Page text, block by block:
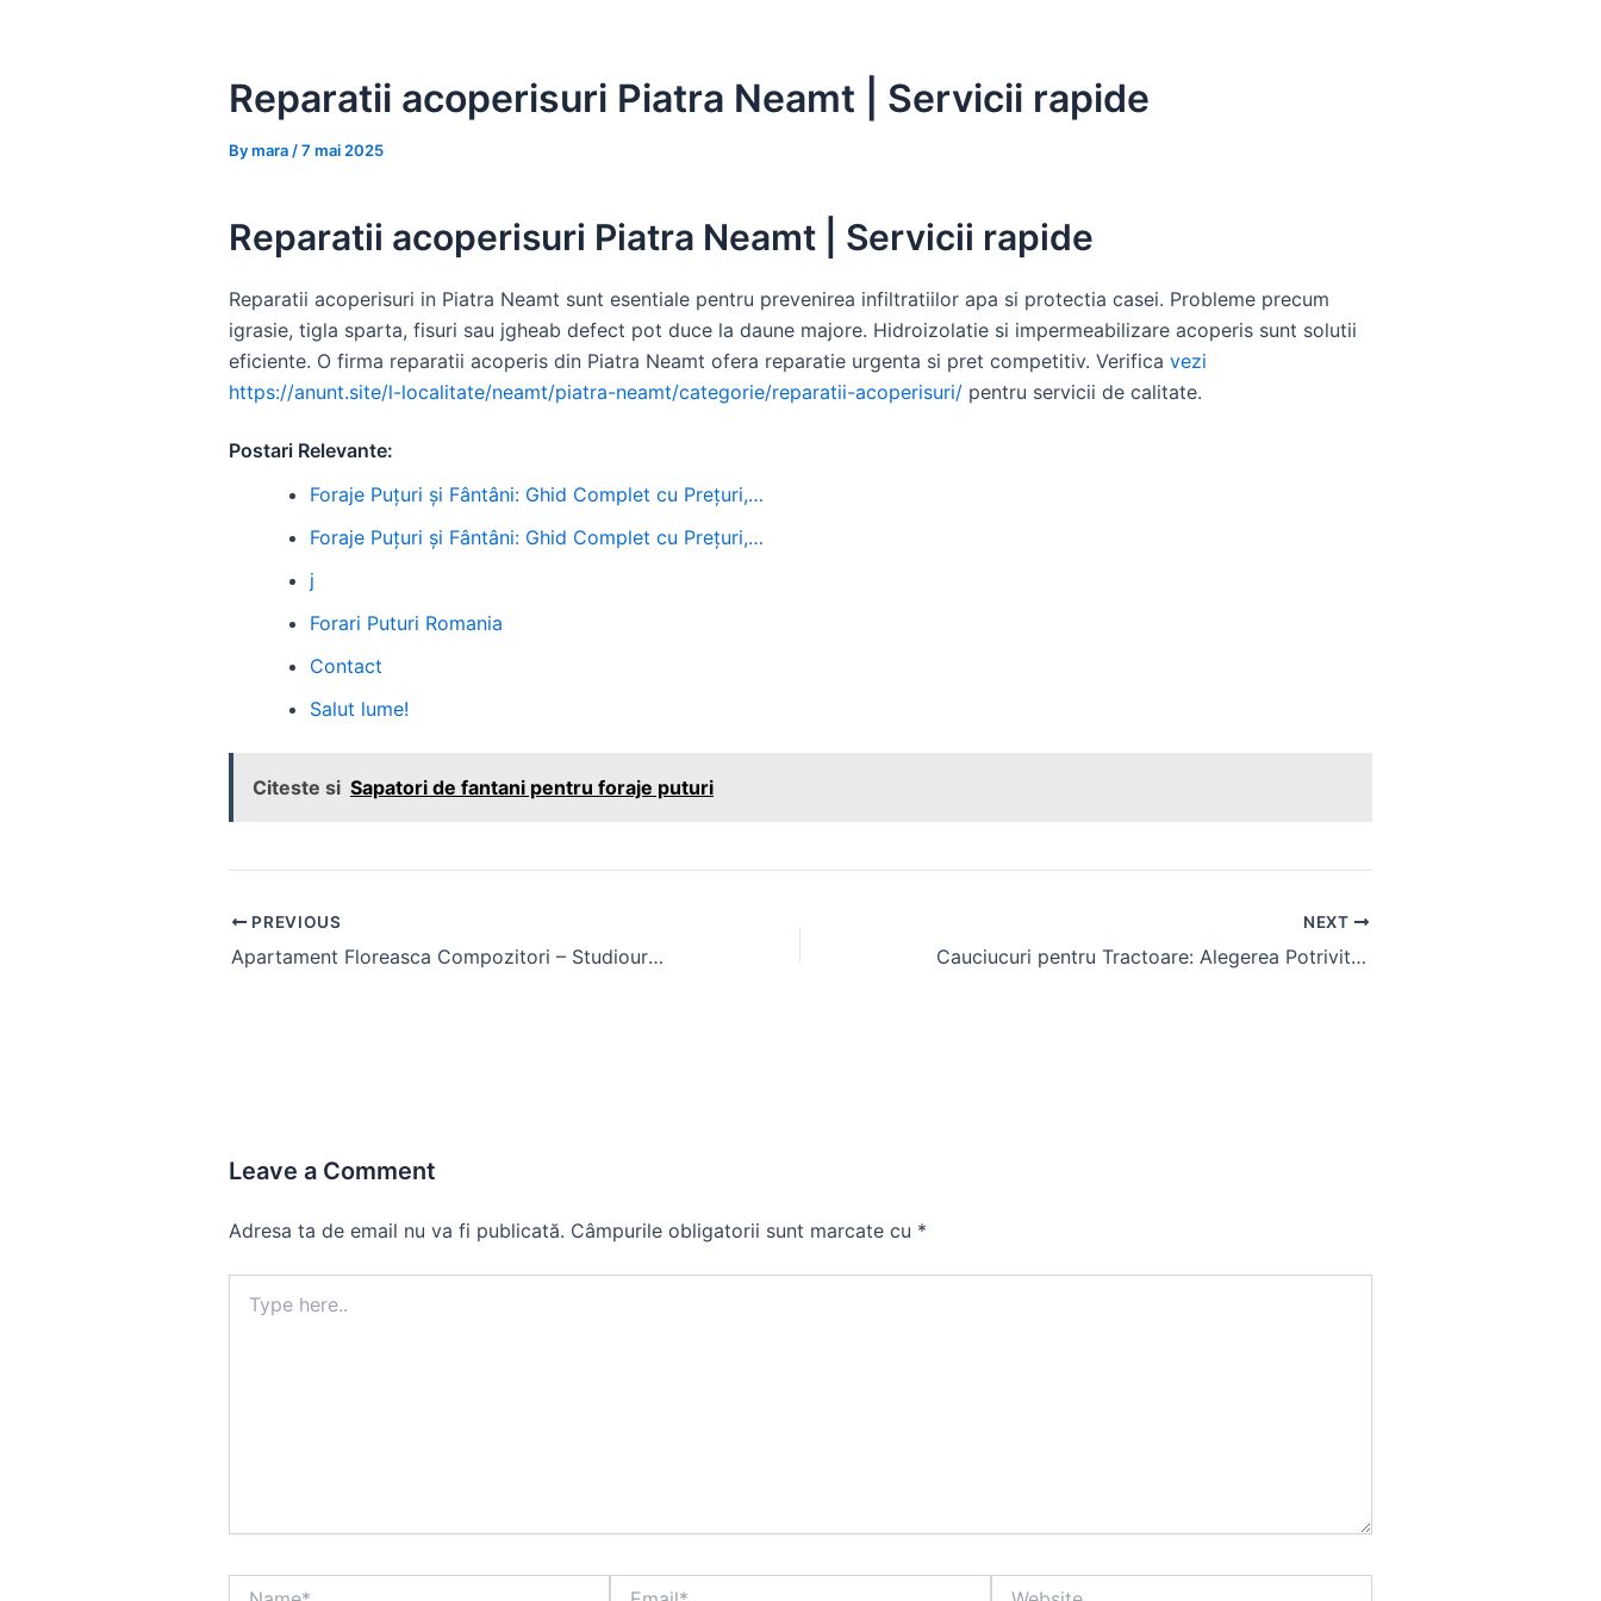
Reparatii acoperisuri Piatra Neamt | Servicii rapide
Bymara /7 mai 2025
Reparatii acoperisuri Piatra Neamt | Servicii rapide
Reparatii acoperisuri in Piatra Neamt sunt esentiale pentru prevenirea infiltratiilor apa si protectia casei. Probleme precum
igrasie, tigla sparta, fisuri sau jgheab defect pot duce la daune majore. Hidroizolatie si impermeabilizare acoperis sunt solutii
eficiente. O firma reparatii acoperis din Piatra Neamt ofera reparatie urgenta si pret competitiv. Verifica vezi
https://anunt.site/l-localitate/neamt/piatra-neamt/categorie/reparatii-acoperisuri/ pentru servicii de calitate.
Postari Relevante:
Foraje Puțuri și Fântâni: Ghid Complet cu Prețuri,…
Foraje Puțuri și Fântâni: Ghid Complet cu Prețuri,…
j
Forari Puturi Romania
Contact
Salut lume!
Citeste si Sapatori de fantani pentru foraje puturi
Post
navigation
PREVIOUS
Apartament Floreasca Compozitori – Studiouri moderne
NEXT
Cauciucuri pentru Tractoare: Alegerea Potrivita pentru Performanta
Leave a Comment
Adresa ta de email nu va fi publicată. Câmpurile obligatorii sunt marcate cu *
here..